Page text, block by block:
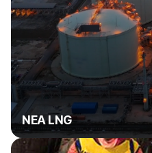
NEA LNG